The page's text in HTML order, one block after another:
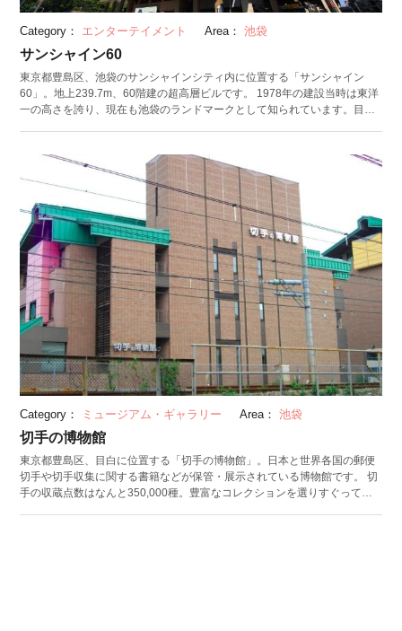
Category： エンターテイメント Area： 池袋
サンシャイン60
東京都豊島区、池袋のサンシャインシティ内に位置する「サンシャイン
60」。地上239.7m、60階建の超高層ビルです。 1978年の建設当時は東洋
一の高さを誇り、現在も池袋のランドマークとして知られています。目玉
ニークな体験が盛りだくさん。ロケットになって空へ発射されたり、逆バ
ンジーや空中ブランコでビルから飛び出したり、高さを存分に体感できる
アクティビティが充実しています。 夏には期間限定で、屋上でのジップラ
インが登場。ここでしかできない地上239mでの滑空体験で、スリリングな
夏のひとときを過ごしてみてはいかがでしょうか。
Category： ミュージアム・ギャラリー Area： 池袋
切手の博物館
東京都豊島区、目白に位置する「切手の博物館」。日本と世界各国の郵便
切手や切手収集に関する書籍などが保管・展示されている博物館です。 切
手の収蔵点数はなんと350,000種。豊富なコレクションを選りすぐって伝